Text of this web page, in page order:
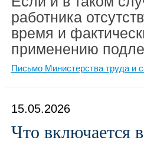
работника
время и
применению
Письмо Министерства труда и
15.05.2026
Что включается